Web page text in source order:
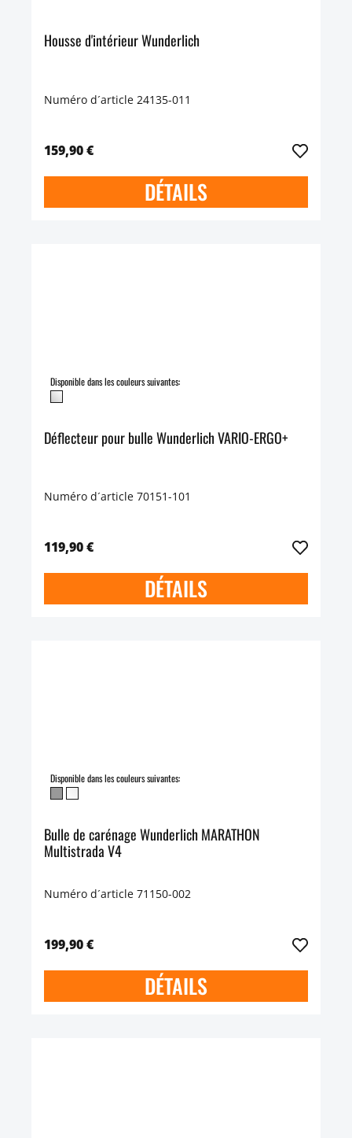
Housse d'intérieur Wunderlich
Numéro d´article 24135-011
159,90 €
DÉTAILS
Disponible dans les couleurs suivantes:
Déflecteur pour bulle Wunderlich VARIO-ERGO+
Numéro d´article 70151-101
119,90 €
DÉTAILS
Disponible dans les couleurs suivantes:
Bulle de carénage Wunderlich MARATHON
Multistrada V4
Numéro d´article 71150-002
199,90 €
DÉTAILS